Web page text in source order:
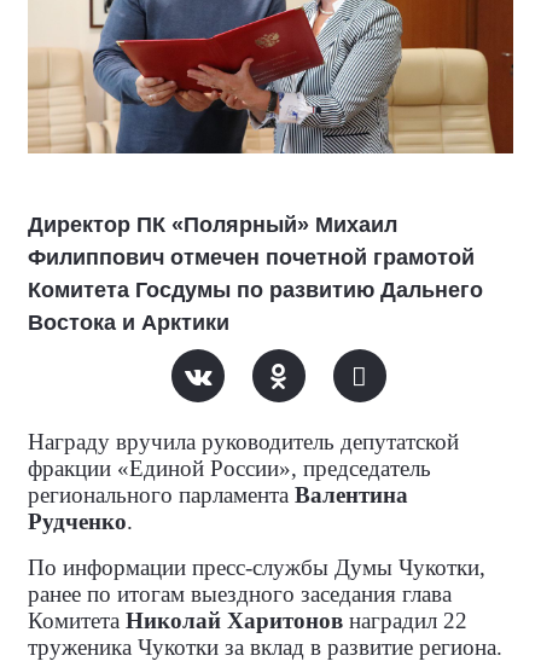
Директор ПК «Полярный» Михаил
Филиппович отмечен почетной грамотой
Комитета Госдумы по развитию Дальнего
Востока и Арктики
Награду вручила руководитель депутатской
фракции «Единой России», председатель
регионального парламента Валентина
Рудченко.
По информации пресс-службы Думы Чукотки,
ранее по итогам выездного заседания глава
Комитета Николай Харитонов наградил 22
труженика Чукотки за вклад в развитие региона.